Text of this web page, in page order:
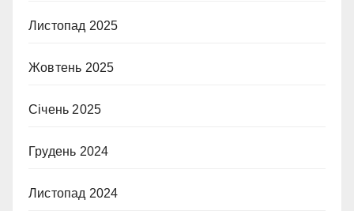
Листопад 2025
Жовтень 2025
Січень 2025
Грудень 2024
Листопад 2024